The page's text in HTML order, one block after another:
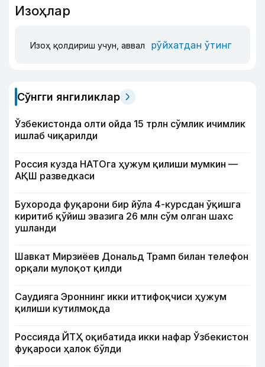
Изоҳлар
Изоҳ қолдириш учун, аввал рўйхатдан ўтинг
Сўнгги янгиликлар
Ўзбекистонда олти ойда 15 трлн сўмлик ичимлик
ишлаб чиқарилди
Россия кузда НАТОга ҳужум қилиши мумкин —
АҚШ разведкаси
Бухорода фуқарони бир йўла 4-курсдан ўқишга
киритиб қўйиш эвазига 26 млн сўм олган шахс
ушланди
Шавкат Мирзиёев Дональд Трамп билан телефон
орқали мулоқот қилди
Саудияга Эроннинг икки иттифоқчиси ҳужум
қилиши кутилмоқда
Россияда ЙТҲ оқибатида икки нафар Ўзбекистон
фуқароси ҳалок бўлди